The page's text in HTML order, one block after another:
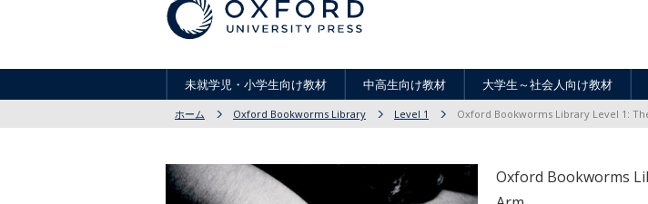
未就学児・小学生向け教材 中高生向け教材 大学生～社会人向け教材
ホーム Oxford Bookworms Library Level 1 Oxford Bookworms Library Level 1:
Oxford Bookworms